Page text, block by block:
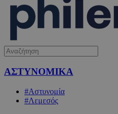
ΑΣΤΥΝΟΜΙΚΑ
#Αστυνομία
#Λεμεσός